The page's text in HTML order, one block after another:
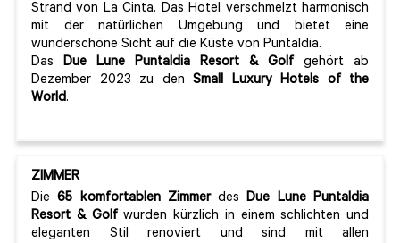
Strand von La Cinta. Das Hotel verschmelzt harmonisch
mit der natürlichen Umgebung und bietet eine
wunderschöne Sicht auf die Küste von Puntaldia.
Das Due Lune Puntaldia Resort & Golf gehört ab
Dezember 2023 zu den Small Luxury Hotels of the
World.
ZIMMER
Die 65 komfortablen ZimmerdesDue Lune Puntaldia
Resort & Golfwurden kürzlich in einem schlichten und
eleganten Stil renoviert und sind mit allen